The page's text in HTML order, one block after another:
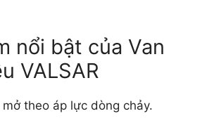
nổi bật của Van
VALSAR
theo áp lực dòng chảy.